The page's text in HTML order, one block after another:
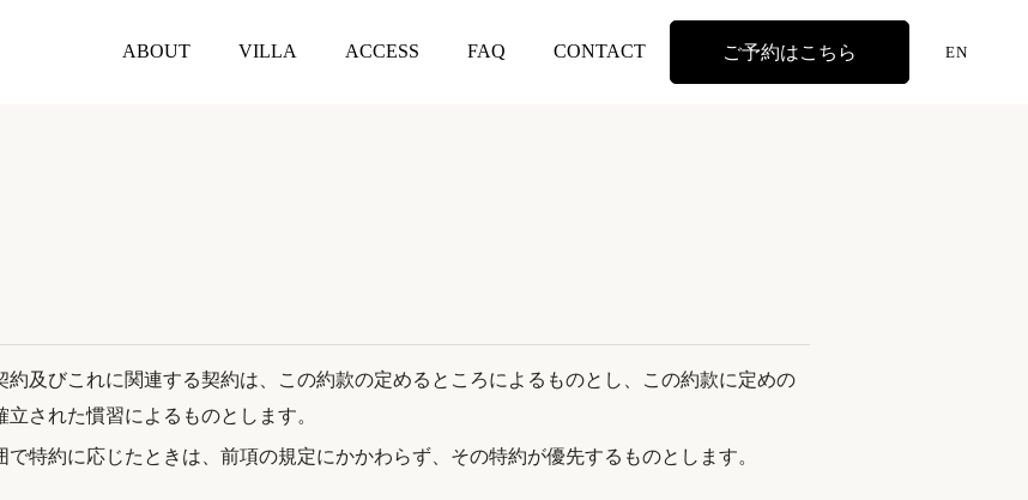
ABOUT VILLA ACCESS FAQ CONTACT ご予約はこちら EN
及びこれに関連する契約は、この約款の定めるところによるものとし、この約款に定めの
された慣習によるものとします。
特約に応じたときは、前項の規定にかかわらず、その特約が優先するものとします。